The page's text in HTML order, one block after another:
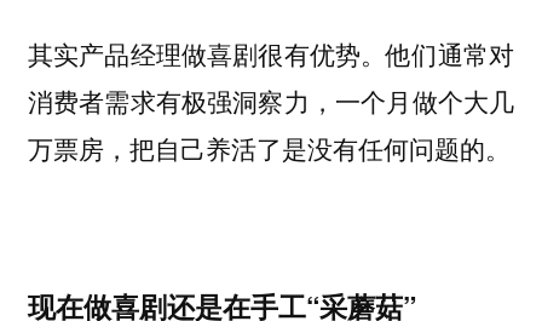
其实产品经理做喜剧很有优势。他们通常对
消费者需求有极强洞察力，一个月做个大几
万票房，把自己养活了是没有任何问题的。
现在做喜剧还是在手工“采蘑菇”